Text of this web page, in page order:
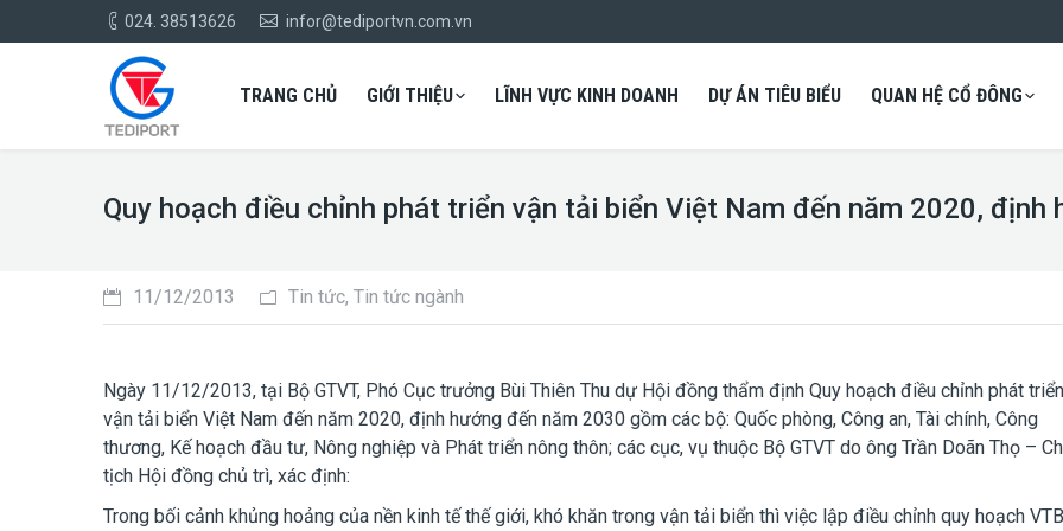
024. 38513626 infor@tediportvn.com.vn
TRANG CHỦ GIỚI THIỆU LĨNH VỰC KINH DOANH DỰ ÁN TIÊU BIỂU QUAN HỆ CỔ ĐÔNG
Quy hoạch điều chỉnh phát triển vận tải biển Việt Nam đến năm 2020, định
11/12/2013 Tin tức, Tin tức ngành
Ngày 11/12/2013, tại Bộ GTVT, Phó Cục trưởng Bùi Thiên Thu dự Hội đồng thẩm định Quy hoạch điều chỉnh phát triển
vận tải biển Việt Nam đến năm 2020, định hướng đến năm 2030 gồm các bộ: Quốc phòng, Công an, Tài chính, Công
thương, Kế hoạch đầu tư, Nông nghiệp và Phát triển nông thôn; các cục, vụ thuộc Bộ GTVT do ông Trần Doãn Thọ –
tịch Hội đồng chủ trì, xác định:
Trong bối cảnh khủng hoảng của nền kinh tế thế giới, khó khăn trong vận tải biển thì việc lập điều chỉnh quy hoạch